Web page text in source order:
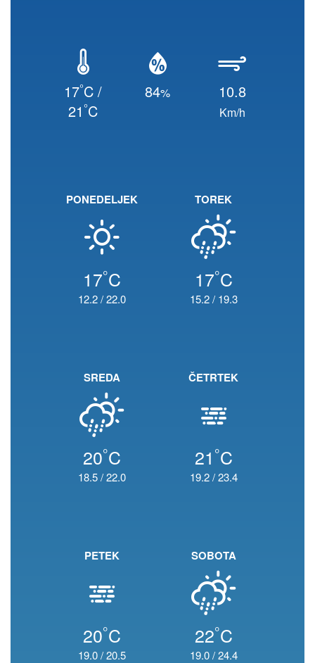
17°C /
21°C
84% 10.8
Km/h
PONEDELJEK
17°C
12.2/22.0
TOREK
17°C
15.2/ 19.3
SREDA
20°C
18.5/22.0
ČETRTEK
21 °C
19.2/23.4
PETEK
20°C
19.0/20.5
SOBOTA
22°C
19.0/24.4